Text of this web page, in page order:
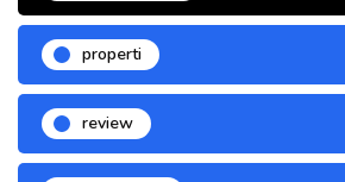
properti
review